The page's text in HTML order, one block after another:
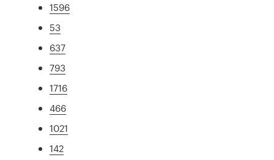
1596
53
637
793
1716
466
1021
142